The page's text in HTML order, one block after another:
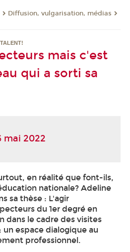
Diffusion, vulgarisation, médias
mais c'est
qui a sorti sa
mai 2022
en réalité que font-ils,
nationale? Adeline
sa thèse : L'agir
du 1er degré en
dans le cadre des visites
espace dialogique au
professionnel.